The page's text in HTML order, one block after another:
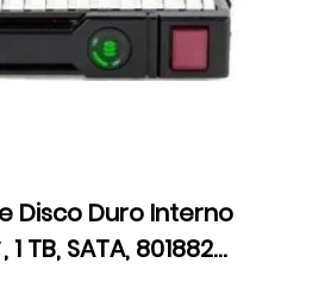
Disco Duro Interno
1 TB, SATA, 801882-